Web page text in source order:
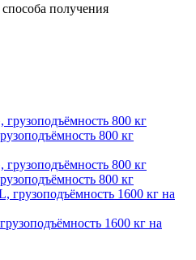
получения
800 кг
800 кг
1600 кг на